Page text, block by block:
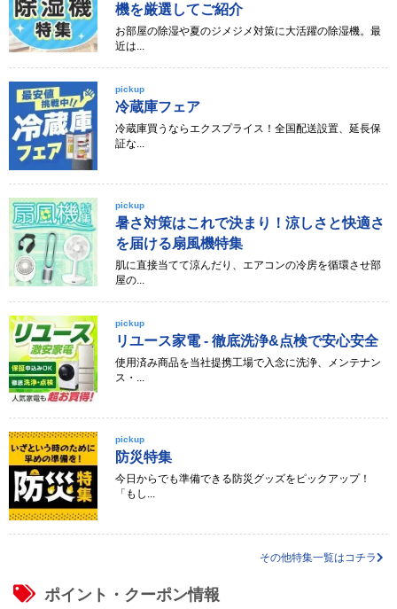
機を厳選してご紹介
お部屋の除湿や夏のジメジメ対策に大活躍の除湿機。最
近は...
pickup
冷蔵庫フェア
冷蔵庫買うならエクスプライス！全国配送設置、延長保
証な...
pickup
暑さ対策はこれで決まり！涼しさと快適さ
を届ける扇風機特集
肌に直接当てて涼んだり、エアコンの冷房を循環させ部
屋の...
pickup
リユース家電 - 徹底洗浄&点検で安心安全
使用済み商品を当社提携工場で入念に洗浄、メンテナン
ス・...
pickup
防災特集
今日からでも準備できる防災グッズをピックアップ！
「もし...
その他特集一覧はコチラ
ポイント・クーポン情報